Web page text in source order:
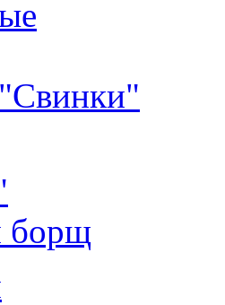
борщ